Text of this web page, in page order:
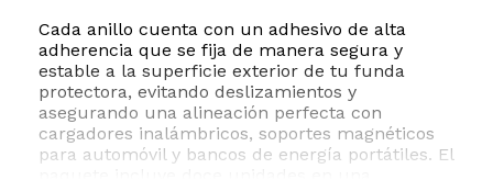
Cada anillo cuenta con un adhesivo de alta
adherencia que se fija de manera segura y
estable a la superficie exterior de tu funda
protectora, evitando deslizamientos y
asegurando una alineación perfecta con
cargadores inalámbricos, soportes magnéticos
para automóvil y bancos de energía portátiles. El